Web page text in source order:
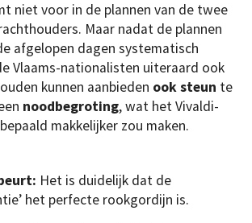
niet voor in de plannen van de twee
Maar nadat de plannen
afgelopen dagen systematisch
Vlaams-nationalisten uiteraard ook
kunnen aanbieden ook steun te
noodbegroting, wat het Vivaldi-
makkelijker zou maken.
Het is duidelijk dat de
het perfecte rookgordijn is.